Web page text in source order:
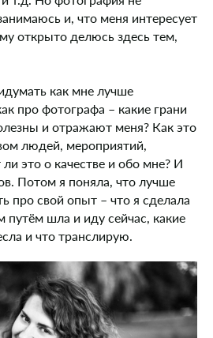
и, что меня интересует
открыто делюсь здесь тем,
как мне лучше
про фотографа – какие грани
и отражают меня? Как это
людей, мероприятий,
это о качестве и обо мне? И
Потом я поняла, что лучше
про свой опыт – что я сделала
путём шла и иду сейчас, какие
и что транслирую.